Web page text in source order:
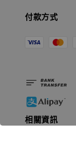
付款方式
相關資訊